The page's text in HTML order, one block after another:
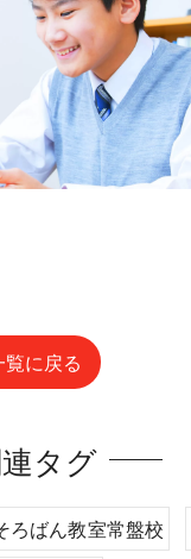
覧に戻る
タグ
ろばん教室常盤校